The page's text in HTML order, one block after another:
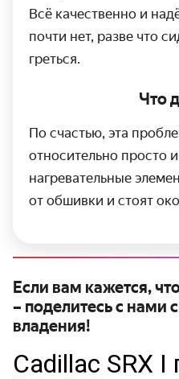
Всё качественно и
почти нет, разве что
греться.
Что
По счастью, эта
относительно просто
нагревательные
от обшивки и стоят
Если вам кажется,
– поделитесь с нами
владения!